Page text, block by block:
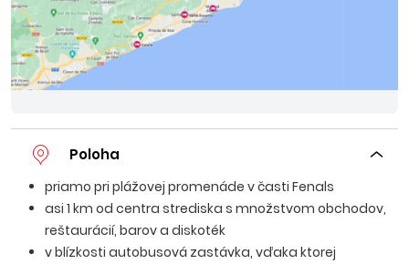
Poloha
priamo pri plážovej promenáde v časti Fenals
asi 1 km od centra strediska s množstvom obchodov,
reštaurácií, barov a diskoték
v blízkosti autobusová zastávka, vďaka ktorej